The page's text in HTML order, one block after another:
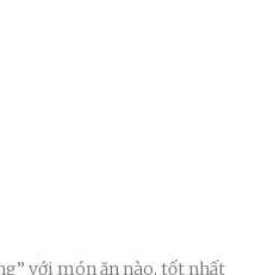
với món ăn nào, tốt nhất